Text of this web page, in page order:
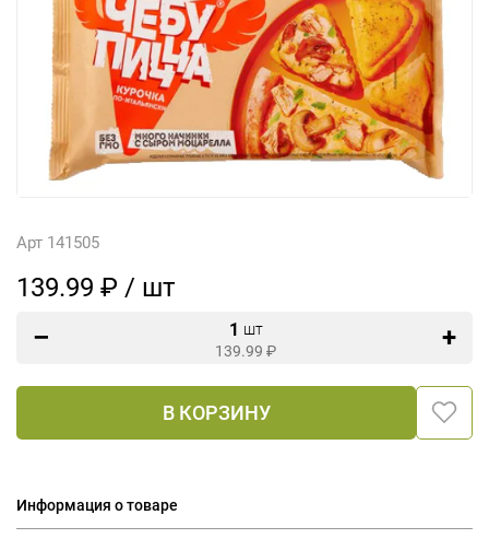
Арт 141505
139.99 ₽ / шт
1 шт
139.99 ₽
В КОРЗИНУ
Информация о товаре